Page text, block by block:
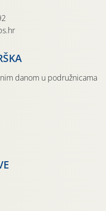
danom u podružnicama